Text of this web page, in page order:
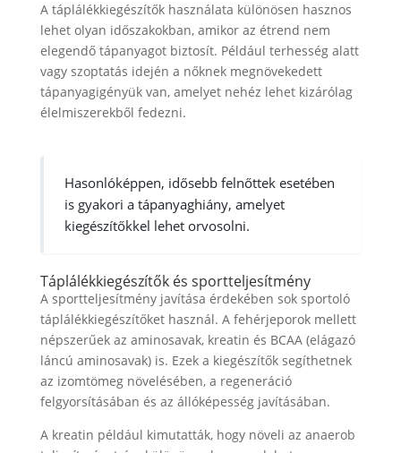
A táplálékkiegészítők használata különösen hasznos
lehet olyan időszakokban, amikor az étrend nem
elegendő tápanyagot biztosít. Például terhesség alatt
vagy szoptatás idején a nőknek megnövekedett
tápanyagigényük van, amelyet nehéz lehet kizárólag
élelmiszerekből fedezni.
Hasonlóképpen, idősebb felnőttek esetében
is gyakori a tápanyaghiány, amelyet
kiegészítőkkel lehet orvosolni.
Táplálékkiegészítők és sportteljesítmény
A sportteljesítmény javítása érdekében sok sportoló
táplálékkiegészítőket használ. A fehérjeporok mellett
népszerűek az aminosavak, kreatin és BCAA (elágazó
láncú aminosavak) is. Ezek a kiegészítők segíthetnek
az izomtömeg növelésében, a regeneráció
felgyorsításában és az állóképesség javításában.
A kreatin például kimutatták, hogy növeli az anaerob